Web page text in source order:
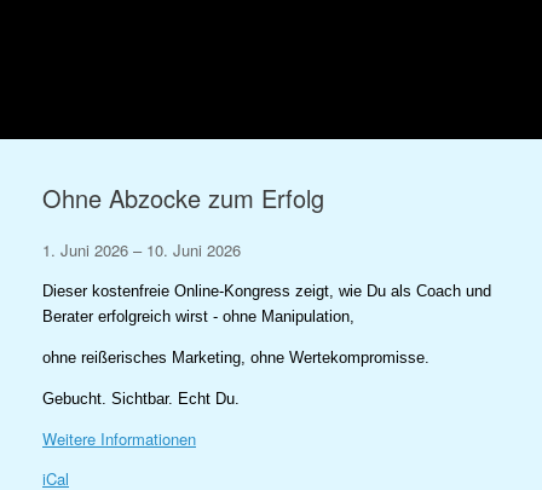
Ohne Abzocke zum Erfolg
Ohne
zum
Erfolg
1. Juni 2026 – 10. Juni 2026
Dieser kostenfreie Online-Kongress zeigt, wie Du als Coach und
Berater erfolgreich wirst - ohne Manipulation,
ohne reißerisches Marketing, ohne Wertekompromisse.
Gebucht. Sichtbar. Echt Du.
Weitere Informationen
iCal